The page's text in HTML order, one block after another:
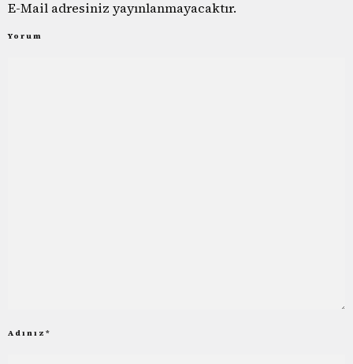
E-Mail adresiniz yayınlanmayacaktır.
Yorum
Adınız *